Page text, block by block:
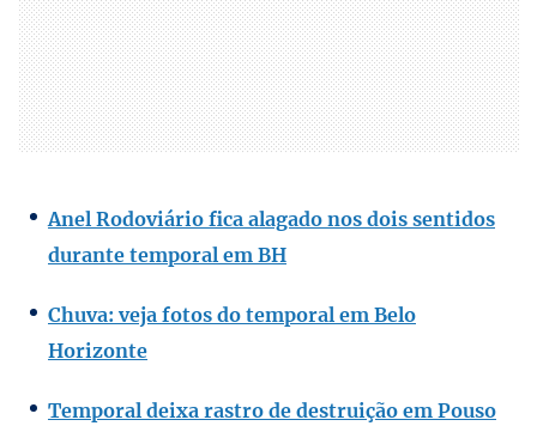
Anel Rodoviário fica alagado nos dois sentidos
durante temporal em BH
Chuva: veja fotos do temporal em Belo
Horizonte
Temporal deixa rastro de destruição em Pouso